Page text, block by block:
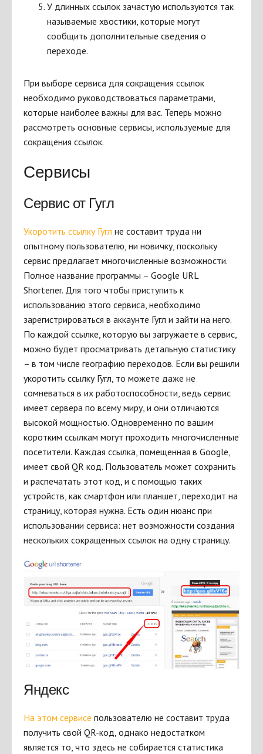
У длинных ссылок зачастую используются так
называемые хвостики, которые могут
сообщить дополнительные сведения о
переходе.
При выборе сервиса для сокращения ссылок
необходимо руководствоваться параметрами,
которые наиболее важны для вас. Теперь можно
рассмотреть основные сервисы, используемые для
сокращения ссылок.
Сервисы
Сервис от Гугл
Укоротить ссылку Гугл не составит труда ни
опытному пользователю, ни новичку, поскольку
сервис предлагает многочисленные возможности.
Полное название программы – Google URL
Shortener. Для того чтобы приступить к
использованию этого сервиса, необходимо
зарегистрироваться в аккаунте Гугл и зайти на него.
По каждой ссылке, которую вы загружаете в сервис,
можно будет просматривать детальную статистику
– в том числе географию переходов. Если вы решили
укоротить ссылку Гугл, то можете даже не
сомневаться в их работоспособности, ведь сервис
имеет сервера по всему миру, и они отличаются
высокой мощностью. Одновременно по вашим
коротким ссылкам могут проходить многочисленные
посетители. Каждая ссылка, помещенная в Google,
имеет свой QR код. Пользователь может сохранить
и распечатать этот код, и с помощью таких
устройств, как смартфон или планшет, переходит на
страницу, которая нужна. Есть один нюанс при
использовании сервиса: нет возможности создания
нескольких сокращенных ссылок на одну страницу.
Яндекс
На этом сервисе пользователю не составит труда
получить свой QR-код, однако недостатком
является то, что здесь не собирается статистика